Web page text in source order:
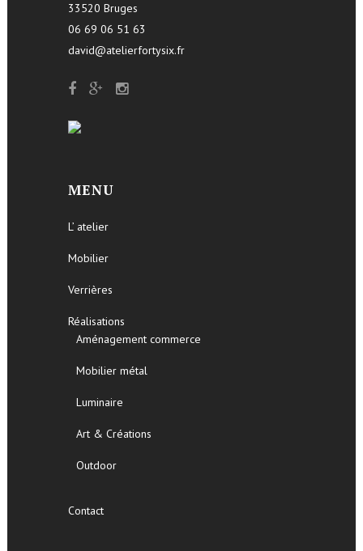
33520 Bruges
06 69 06 51 63
david@atelierfortysix.fr
MENU
L’ atelier
Mobilier
Verrières
Réalisations
Aménagement commerce
Mobilier métal
Luminaire
Art & Créations
Outdoor
Contact